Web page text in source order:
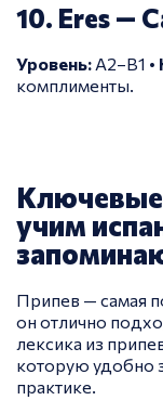
10. Eres —
Уровень: A2–B1 •
комплименты.
Ключевые
учим
Припев — самая
он отлично
лексика из
которую удобно
практике.